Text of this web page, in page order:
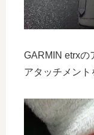
GARMIN etrxの
アタッチメント